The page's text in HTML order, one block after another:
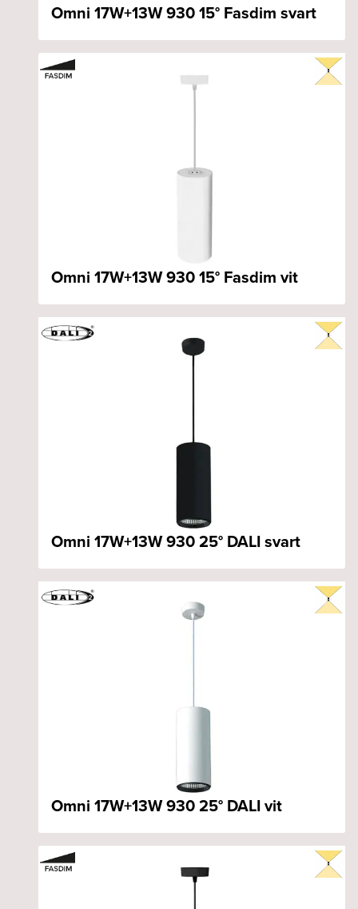
Omni 17W+13W 930 15° Fasdim svart
Omni 17W+13W 930 15° Fasdim vit
Omni 17W+13W 930 25° DALI svart
Omni 17W+13W 930 25° DALI vit